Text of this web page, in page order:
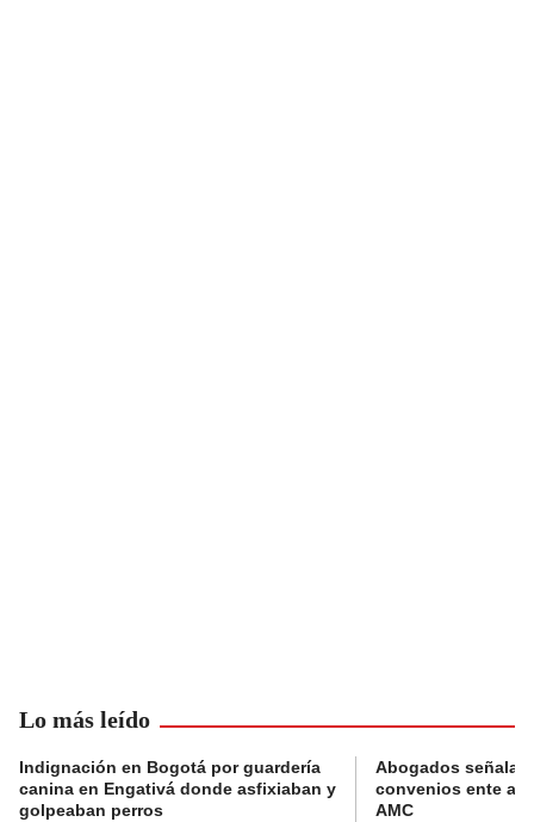
Lo más leído
Indignación en Bogotá por guardería
canina en Engativá donde asfixiaban y
golpeaban perros
Abogados
convenios ente
AMC